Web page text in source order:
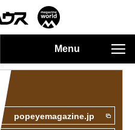
Menu
popeyemagazine.jp